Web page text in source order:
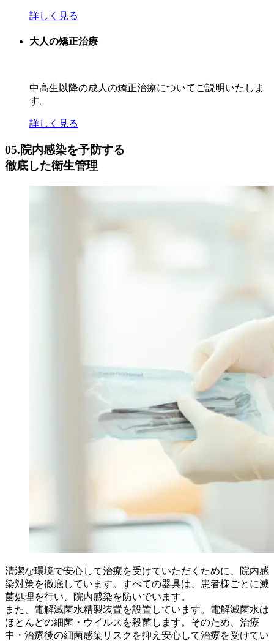
詳しく見る
大人の矯正治療
中高生以降の成人の矯正治療についてご説明いたしま
す。
詳しく見る
05.院内感染を予防する
徹底した衛生管理
清潔な環境で安心して治療を受けていただくために、院内感
染対策を徹底しています。すべての器具は、患者様ごとに滅
菌処理を行い、院内感染を防いでいます。
また、電解滅菌水精製装置を設置しています。電解滅菌水は
ほとんどの細菌・ウイルスを殺菌します。そのため、治療
中・治療後の細菌感染リスクを抑え安心して治療を受けてい